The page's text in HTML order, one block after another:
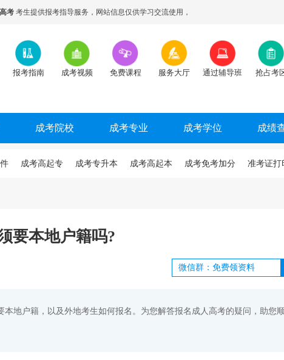
考 考生提供报考指导服务，网站信息仅供学习交流使用，
报考指南 成考视频 免费课程 服务大厅 通过辅导班 抢占考
成考院校 成考专业 成考学位 成绩
成考高起专 成考专升本 成考高起本 成考免考加分 准考证打
要本地户籍吗?
本地户籍，以及外地考生如何报名。为您解答报名成人高考的疑问，助您